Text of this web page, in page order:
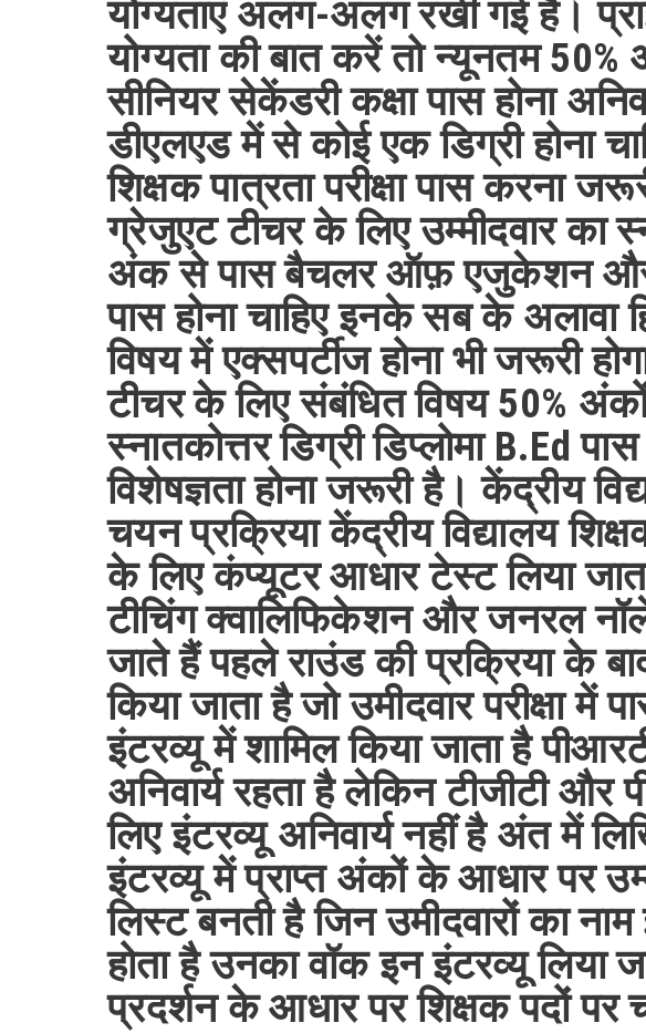
योग्यताएं अलग-अलग रखी गई है।
योग्यता की बात करें तो न्यूनतम
सीनियर सेकेंडरी कक्षा पास होना
डीएलएड में से कोई एक डिग्री होना
शिक्षक पात्रता परीक्षा पास करना
ग्रेजुएट टीचर के लिए उम्मीदवार का
अंक से पास बैचलर ऑफ़ एजुकेशन और
पास होना चाहिए इनके सब के अलावा
विषय में एक्सपर्टीज होना भी जरूरी
टीचर के लिए संबंधित विषय 50%
स्नातकोत्तर डिग्री डिप्लोमा B.Ed
विशेषज्ञता होना जरूरी है। केंद्रीय
चयन प्रक्रिया केंद्रीय विद्यालय
के लिए कंप्यूटर आधार टेस्ट लिया
टीचिंग क्वालिफिकेशन और जनरल
जाते हैं पहले राउंड की प्रक्रिया के
किया जाता है जो उमीदवार परीक्षा में
इंटरव्यू में शामिल किया जाता है
अनिवार्य रहता है लेकिन टीजीटी और
लिए इंटरव्यू अनिवार्य नहीं है अंत में
इंटरव्यू में प्राप्त अंकों के आधार पर
लिस्ट बनती है जिन उमीदवारों का
होता है उनका वॉक इन इंटरव्यू लिया
प्रदर्शन के आधार पर शिक्षक पदों पर